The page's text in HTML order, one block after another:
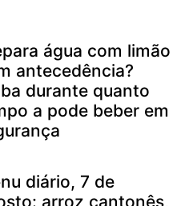
água com limão
antecedência?
durante quanto
a pode beber em
diário, 7 de
arroz cantonês,